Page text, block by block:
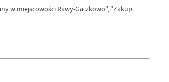
w miejscowości Rawy-Gaczkowo", "Zakup